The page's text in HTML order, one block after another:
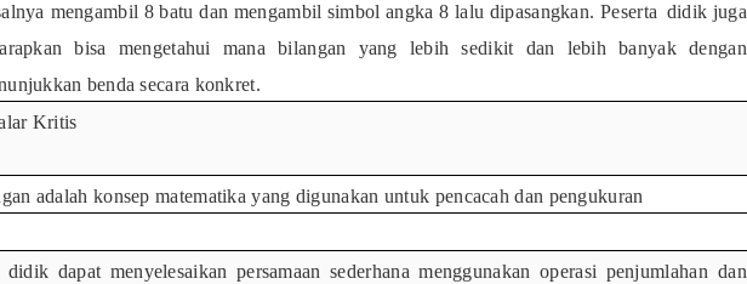
mengambil 8 batu dan mengambil simbol angka 8 lalu dipasangkan. Peserta didik juga
bisa mengetahui mana bilangan yang lebih sedikit dan lebih banyak dengan
benda secara konkret.
Kritis
adalah konsep matematika yang digunakan untuk pencacah dan pengukuran
didik dapat menyelesaikan persamaan sederhana menggunakan operasi penjumlahan dan